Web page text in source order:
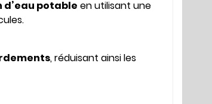
d’eau potable en utilisant une
, réduisant ainsi les